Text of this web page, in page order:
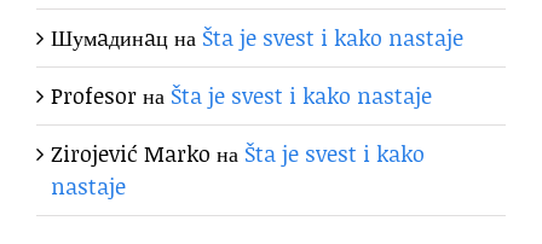
Шумaдинaцна Šta je svest i kako nastaje
Profesorна Šta je svest i kako nastaje
Zirojević Marko на Šta je svest i kako
nastaje